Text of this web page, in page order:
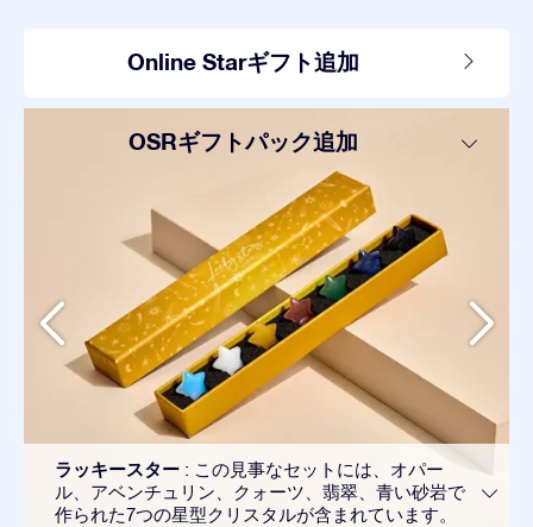
Online Starギフト追加
OSRギフトパック追加
ラッキースター : この見事なセットには、オパー
ル、アベンチュリン、クォーツ、翡翠、青い砂岩で
作られた7つの星型クリスタルが含まれています。